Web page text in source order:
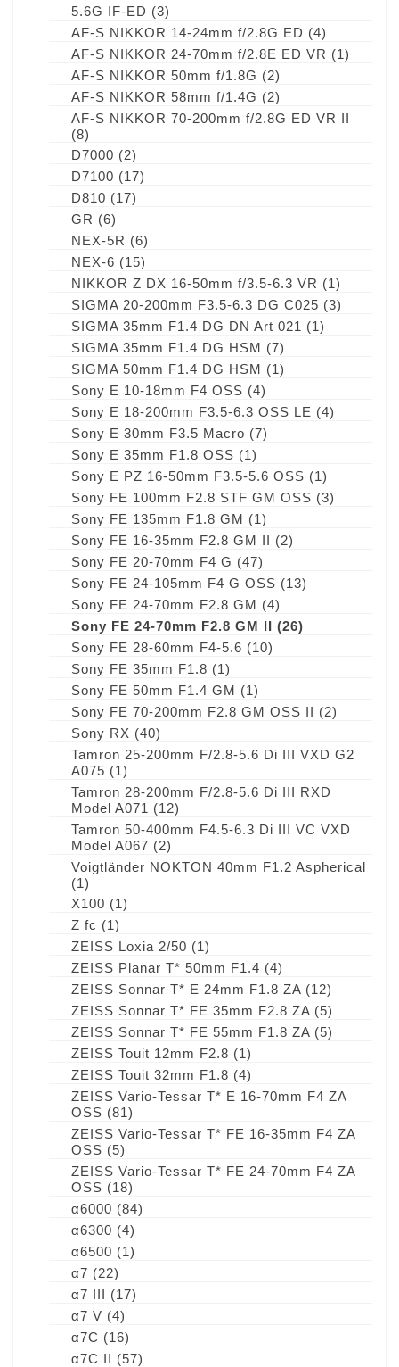
5.6G IF-ED (3)
AF-S NIKKOR 14-24mm f/2.8G ED (4)
AF-S NIKKOR 24-70mm f/2.8E ED VR (1)
AF-S NIKKOR 50mm f/1.8G (2)
AF-S NIKKOR 58mm f/1.4G (2)
AF-S NIKKOR 70-200mm f/2.8G ED VR II
(8)
D7000 (2)
D7100 (17)
D810 (17)
GR (6)
NEX-5R (6)
NEX-6 (15)
NIKKOR Z DX 16-50mm f/3.5-6.3 VR (1)
SIGMA 20-200mm F3.5-6.3 DG C025 (3)
SIGMA 35mm F1.4 DG DN Art 021 (1)
SIGMA 35mm F1.4 DG HSM (7)
SIGMA 50mm F1.4 DG HSM (1)
Sony E 10-18mm F4 OSS (4)
Sony E 18-200mm F3.5-6.3 OSS LE (4)
Sony E 30mm F3.5 Macro (7)
Sony E 35mm F1.8 OSS (1)
Sony E PZ 16-50mm F3.5-5.6 OSS (1)
Sony FE 100mm F2.8 STF GM OSS (3)
Sony FE 135mm F1.8 GM (1)
Sony FE 16-35mm F2.8 GM II (2)
Sony FE 20-70mm F4 G (47)
Sony FE 24-105mm F4 G OSS (13)
Sony FE 24-70mm F2.8 GM (4)
Sony FE 24-70mm F2.8 GM II (26)
Sony FE 28-60mm F4-5.6 (10)
Sony FE 35mm F1.8 (1)
Sony FE 50mm F1.4 GM (1)
Sony FE 70-200mm F2.8 GM OSS II (2)
Sony RX (40)
Tamron 25-200mm F/2.8-5.6 Di III VXD G2
A075 (1)
Tamron 28-200mm F/2.8-5.6 Di III RXD
Model A071 (12)
Tamron 50-400mm F4.5-6.3 Di III VC VXD
Model A067 (2)
Voigtländer NOKTON 40mm F1.2 Aspherical
(1)
X100 (1)
Z fc (1)
ZEISS Loxia 2/50 (1)
ZEISS Planar T* 50mm F1.4 (4)
ZEISS Sonnar T* E 24mm F1.8 ZA (12)
ZEISS Sonnar T* FE 35mm F2.8 ZA (5)
ZEISS Sonnar T* FE 55mm F1.8 ZA (5)
ZEISS Touit 12mm F2.8 (1)
ZEISS Touit 32mm F1.8 (4)
ZEISS Vario-Tessar T* E 16-70mm F4 ZA
OSS (81)
ZEISS Vario-Tessar T* FE 16-35mm F4 ZA
OSS (5)
ZEISS Vario-Tessar T* FE 24-70mm F4 ZA
OSS (18)
α6000 (84)
α6300 (4)
α6500 (1)
α7 (22)
α7 III (17)
α7 V (4)
α7C (16)
α7C II (57)